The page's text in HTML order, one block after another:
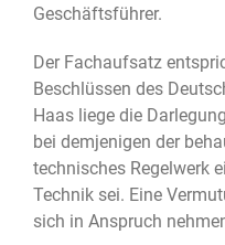
Geschäftsführer.
Der Fachaufsatz
Beschlüssen des
Haas liege die
bei demjenigen der
technisches Regelwerk
Technik sei. Eine
sich in Anspruch